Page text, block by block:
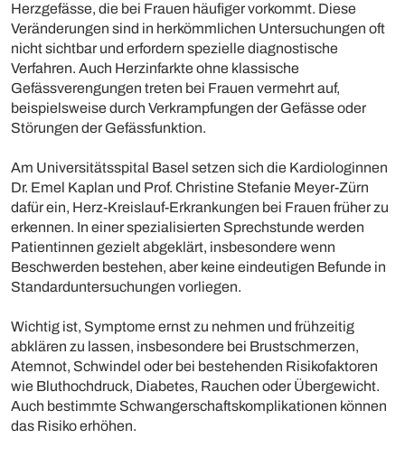
Herzgefässe, die bei Frauen häufiger vorkommt. Diese
Veränderungen sind in herkömmlichen Untersuchungen oft
nicht sichtbar und erfordern spezielle diagnostische
Verfahren. Auch Herzinfarkte ohne klassische
Gefässverengungen treten bei Frauen vermehrt auf,
beispielsweise durch Verkrampfungen der Gefässe oder
Störungen der Gefässfunktion.
Am Universitätsspital Basel setzen sich die Kardiologinnen
Dr. Emel Kaplan und Prof. Christine Stefanie Meyer-Zürn
dafür ein, Herz-Kreislauf-Erkrankungen bei Frauen früher zu
erkennen. In einer spezialisierten Sprechstunde werden
Patientinnen gezielt abgeklärt, insbesondere wenn
Beschwerden bestehen, aber keine eindeutigen Befunde in
Standarduntersuchungen vorliegen.
Wichtig ist, Symptome ernst zu nehmen und frühzeitig
abklären zu lassen, insbesondere bei Brustschmerzen,
Atemnot, Schwindel oder bei bestehenden Risikofaktoren
wie Bluthochdruck, Diabetes, Rauchen oder Übergewicht.
Auch bestimmte Schwangerschaftskomplikationen können
das Risiko erhöhen.